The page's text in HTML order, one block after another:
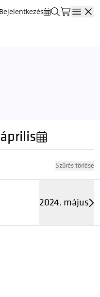
Bejelentkezés
április
Szűrés törlése
2024. május